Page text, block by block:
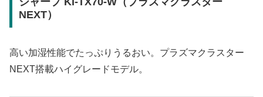
NEXT）
高い加湿性能でたっぷりうるおい。プラズマクラスター
NEXT搭載ハイグレードモデル。